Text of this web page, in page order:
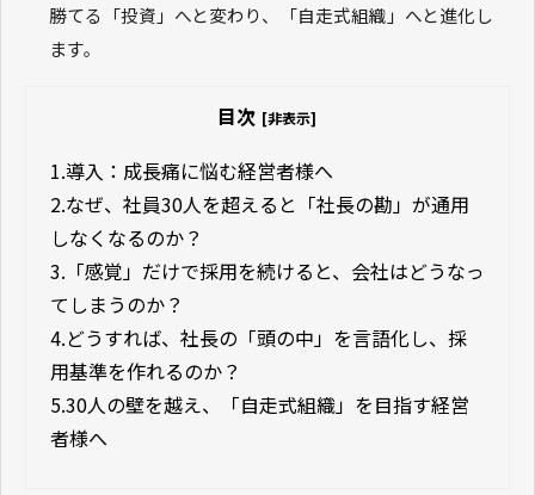
勝てる「投資」へと変わり、「自走式組織」へと進化し
ます。
目次 [非表示]
1.導入：成長痛に悩む経営者様へ
2.なぜ、社員30人を超えると「社長の勘」が通用
しなくなるのか？
3. 「感覚」だけで採用を続けると、会社はどうなっ
てしまうのか？
4.どうすれば、社長の「頭の中」を言語化し、採
用基準を作れるのか？
5.30人の壁を越え、「自走式組織」を目指す経営
者様へ